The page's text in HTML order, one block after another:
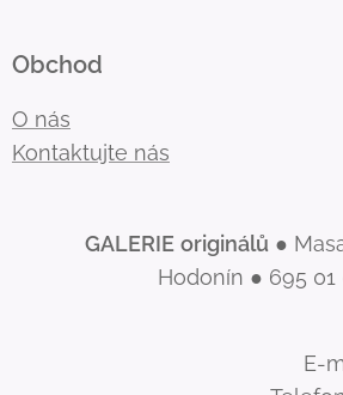
Obchod
O nás
Kontaktujte nás
GALERIE originálů ●
Hodonín ● 695
E-